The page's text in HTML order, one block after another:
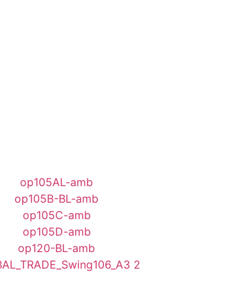
2.725,00
Aggiungi al Carrello
1.615,00 €
Aggiungi al Carrello
1.660,00 €
Aggiungi al Carrello
1.849,00€
Aggiungi al Carrello
2.281,00€
Aggiungi al Carrello
908,00 €